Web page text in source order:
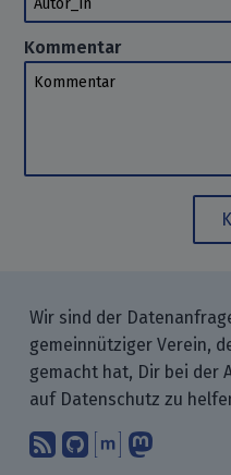
Kommentar
Kommentar
Wir sind der
gemeinnütziger Verein,
gemacht hat, Dir bei der
auf Datenschutz zu
Abonniere
Finde uns